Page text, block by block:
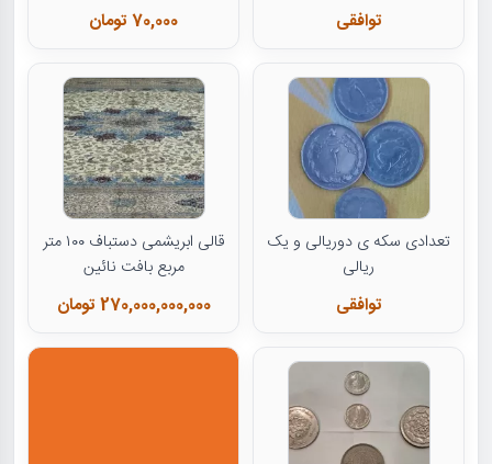
توافقی 70,000 تومان
تعدادی سکه ی دوریالی و یک
ریالی
توافقی
قالی ابریشمی دستباف ۱۰۰ متر
مربع بافت نائین
270,000,000,000 تومان